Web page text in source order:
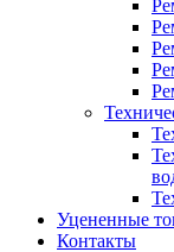
Уцененные
Контакты